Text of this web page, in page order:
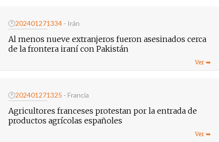
🕐202401271334 - Irán
Al menos nueve extranjeros fueron asesinados cerca
de la frontera iraní con Pakistán
🕐202401271325 - Francia
Agricultores franceses protestan por la entrada de
productos agrícolas españoles